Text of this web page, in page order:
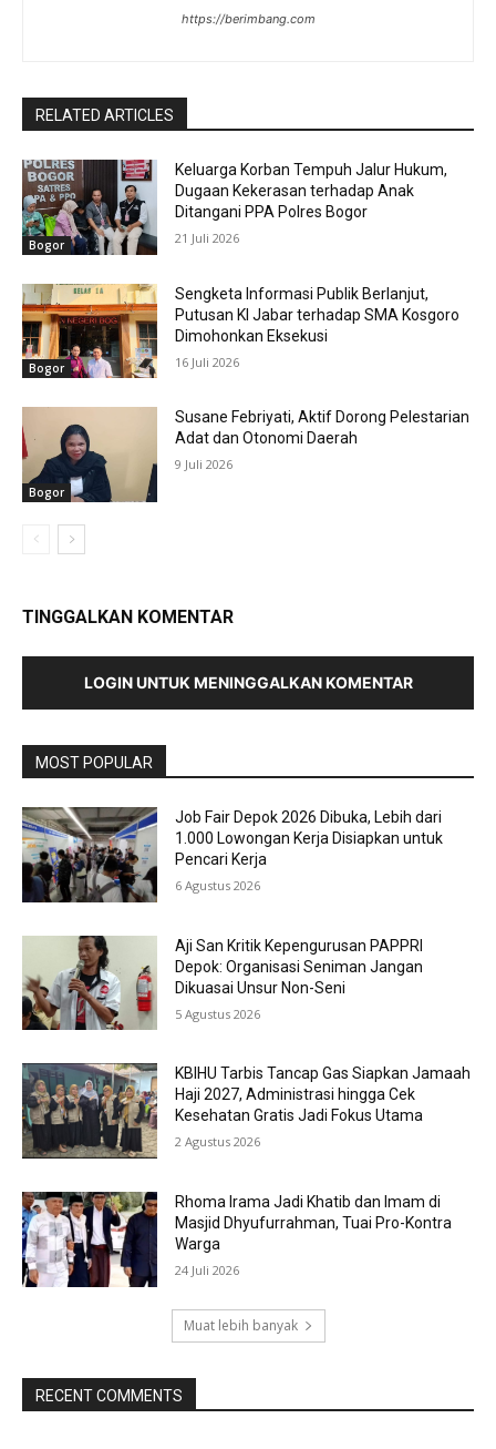
https://berimbang.com
RELATED ARTICLES
Bogor
Keluarga Korban Tempuh Jalur Hukum,
Dugaan Kekerasan terhadap Anak
Ditangani PPA Polres Bogor
21 Juli 2026
Bogor
Sengketa Informasi Publik Berlanjut,
Putusan KI Jabar terhadap SMA Kosgoro
Dimohonkan Eksekusi
16 Juli 2026
Bogor
Susane Febriyati, Aktif Dorong Pelestarian
Adat dan Otonomi Daerah
9 Juli 2026
TINGGALKAN KOMENTAR
LOGIN UNTUK MENINGGALKAN KOMENTAR
MOST POPULAR
Job Fair Depok 2026 Dibuka, Lebih dari
1.000 Lowongan Kerja Disiapkan untuk
Pencari Kerja
6 Agustus 2026
Aji San Kritik Kepengurusan PAPPRI
Depok: Organisasi Seniman Jangan
Dikuasai Unsur Non-Seni
5 Agustus 2026
KBIHU Tarbis Tancap Gas Siapkan Jamaah
Haji 2027, Administrasi hingga Cek
Kesehatan Gratis Jadi Fokus Utama
2 Agustus 2026
Rhoma Irama Jadi Khatib dan Imam di
Masjid Dhyufurrahman, Tuai Pro-Kontra
Warga
24 Juli 2026
Muat lebih banyak
RECENT COMMENTS